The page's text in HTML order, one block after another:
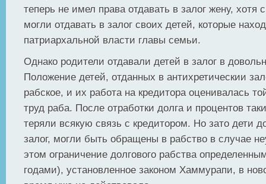
теперь не имел права отдавать в залог жену,
могли отдавать в залог своих детей, которые
патриархальной власти главы семьи.
Однако родители отдавали детей в залог в
Положение детей, отданных в антихретическии
рабское, и их работа на кредитора оценивалась
труд раба. После отработки долга и процентов
теряли всякую связь с кредитором. Но зато дети
залог, могли быть обращены в рабство в случае
этом ограничение долгового рабства
годами), установленное законом Хаммурапи, в